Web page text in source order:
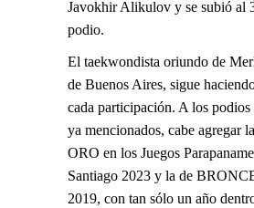
Javokhir Alikulov y se subió al
podio.
El taekwondista oriundo de
de Buenos Aires, sigue
cada participación. A los
ya mencionados, cabe agregar
ORO en los Juegos
Santiago 2023 y la de
2019, con tan sólo un año